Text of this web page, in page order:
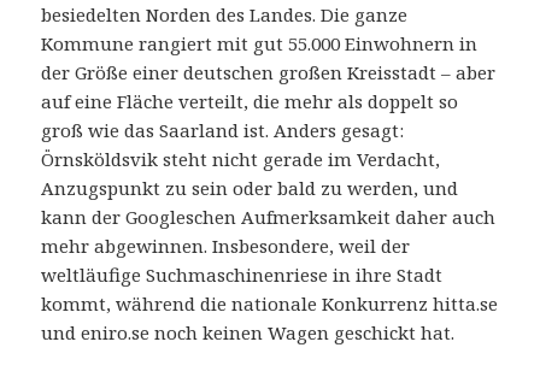
besiedelten Norden des Landes. Die ganze
Kommune rangiert mit gut 55.000 Einwohnern in
der Größe einer deutschen großen Kreisstadt – aber
auf eine Fläche verteilt, die mehr als doppelt so
groß wie das Saarland ist. Anders gesagt:
Örnsköldsvik steht nicht gerade im Verdacht,
Anzugspunkt zu sein oder bald zu werden, und
kann der Googleschen Aufmerksamkeit daher auch
mehr abgewinnen. Insbesondere, weil der
weltläufige Suchmaschinenriese in ihre Stadt
kommt, während die nationale Konkurrenz hitta.se
und eniro.se noch keinen Wagen geschickt hat.